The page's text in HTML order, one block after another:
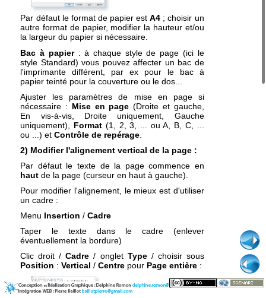
Par défaut le format de papier estA4 ; choisir un
autre format de papier, modifier la hauteur et/ou
la largeur du papier si nécessaire.
Bac à papier: à chaque style de page (ici le
style Standard) vous pouvez affecter un bac de
l'imprimante différent, par ex pour le bac à
papier teinté pour la couverture ou le dos...
Ajuster les paramètres de mise en page si
nécessaire : Mise en page (Droite et gauche,
En vis-à-vis, Droite uniquement, Gauche
uniquement), Format (1, 2, 3, ... ou A, B, C, ...
ou ...) etContrôle de repérage
2) Modifier l'alignement vertical de la page :
Par défaut le texte de la page commence en
haut de la page (curseur en haut à gauche).
Pour modifier l'alignement, le mieux est d'utiliser
un cadre :
Menu Insertion /Cadre
Taper le texte dans le cadre (enlever
éventuellement la bordure)
Clic droit /Cadre / onglet Type/ choisir sous
Position :Vertical /Centre pour Page entière :